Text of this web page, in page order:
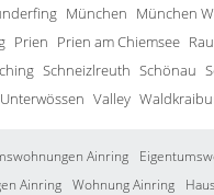
München München
Prien Prien am Chiemsee
Schneizlreuth Schönau
Unterwössen Valley
Ainring
Ainring Wohnung Ainring